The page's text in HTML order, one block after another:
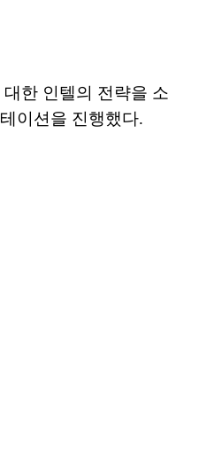
한 인텔의 전략을 소
이션을 진행했다.